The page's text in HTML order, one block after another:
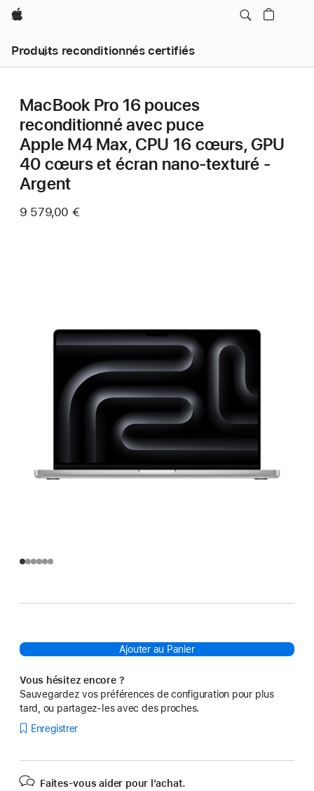
Apple
Produits reconditionnés certifiés
MacBook Pro 16 pouces
reconditionné avec puce
Apple M4 Max, CPU 16 cœurs, GPU
40 cœurs et écran nano-texturé -
Argent
9 579,00 €
Ajouter au Panier
Vous hésitez encore ?
Sauvegardez vos préférences de configuration pour plus
tard, ou partagez-les avec des proches.
Enregistrer
Faites-vous aider pour l’achat.